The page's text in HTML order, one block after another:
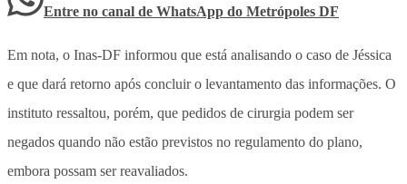
Entre no canal de WhatsApp do Metrópoles DF
Em nota, o Inas-DF informou que está analisando o caso de Jéssica
e que dará retorno após concluir o levantamento das informações. O
instituto ressaltou, porém, que pedidos de cirurgia podem ser
negados quando não estão previstos no regulamento do plano,
embora possam ser reavaliados.